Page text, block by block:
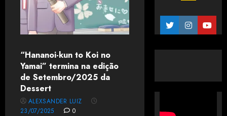
“Hananoi-kun to Koi no
Yamai” termina na edição
de Setembro/2025 da
Dessert
ALEXSANDER LUIZ
23/07/2025
0